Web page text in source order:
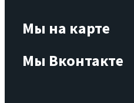
Мы на карте
Мы Вконтакте